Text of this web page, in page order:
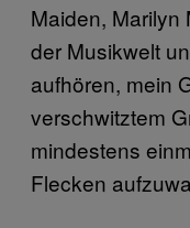
Maiden, Marilyn
der Musikwelt
aufhören, mein
verschwitztem
mindestens
Flecken